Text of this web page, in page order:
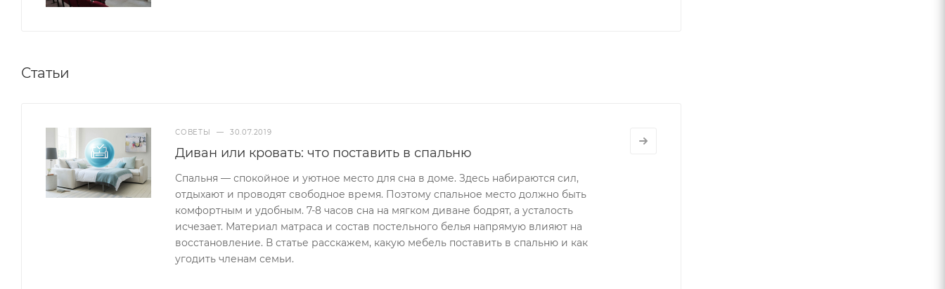
Статьи
СОВЕТЫ — 30.07.2019
Диван или кровать: что поставить в спальню
Спальня — спокойное и уютное место для сна в доме. Здесь набираются сил,
отдыхают и проводят свободное время. Поэтому спальное место должно быть
комфортным и удобным. 7-8 часов сна на мягком диване бодрят, а усталость
исчезает. Материал матраса и состав постельного белья напрямую влияют на
восстановление. В статье расскажем, какую мебель поставить в спальню и как
угодить членам семьи.